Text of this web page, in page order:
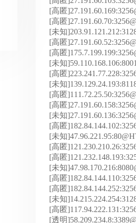
[高匿
[高匿
[未知
[高匿
[高匿
[未知
[高匿
[未知
[高匿
[高匿
[未知
[高匿
[未知
[高匿
[高匿
[未知
[高匿
[高匿
[未知
[高匿
[透明